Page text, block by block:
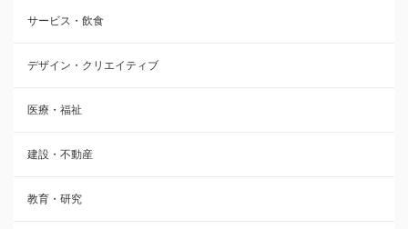
サービス・飲食
デザイン・クリエイティブ
医療・福祉
建設・不動産
教育・研究